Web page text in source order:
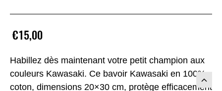
Habillez dès maintenant votre petit champion aux
couleurs Kawasaki. Ce bavoir Kawasaki en 100%
coton, dimensions 20×30 cm, protège efficacement
€15,00